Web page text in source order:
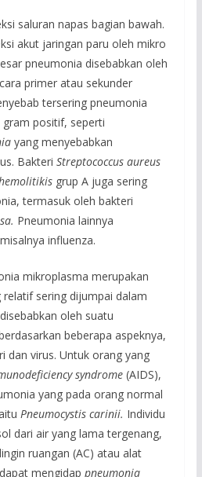
saluran napas bagian bawah.
akut jaringan paru oleh mikro
pneumonia disebabkan oleh
primer atau sekunder
tersering pneumonia
positif, seperti
yang menyebabkan
Bakteri Streptococcus aureus
grup A juga sering
termasuk oleh bakteri
Pneumonia lainnya
influenza.
mikroplasma merupakan
sering dijumpai dalam
oleh suatu
beberapa aspeknya,
dan virus. Untuk orang yang
syndrome (AIDS),
yang pada orang normal
Pneumocystis carinii. Individu
dari air yang lama tergenang,
ruangan (AC) atau alat
mengidap pneumonia